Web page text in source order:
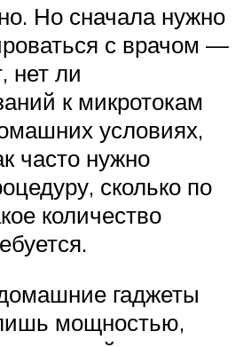
Но сначала нужно
с врачом —
нет ли
к микротокам
условиях,
часто нужно
сколько по
количество
гаджеты
мощностью,